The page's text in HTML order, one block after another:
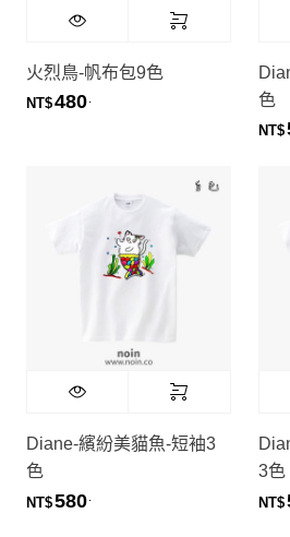
火烈鳥-帆布包9色
NT$480
色
NT$
Diane-繽紛美貓魚-短袖3
色
NT$580
3色
NT$